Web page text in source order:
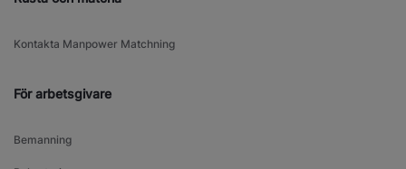
Kontakta Manpower Matchning
För arbetsgivare
Bemanning